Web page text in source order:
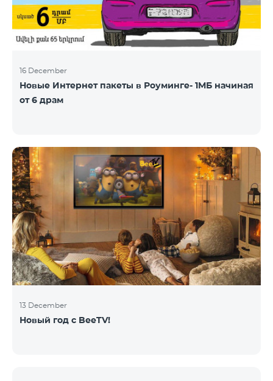
Программа позволяет превратить
технологические идеи и проекты прож
16 December
Новые Интернет пакеты в Роуминге- 1МБ начиная
от 6 драм
13 December
Новый год с BeeTV!